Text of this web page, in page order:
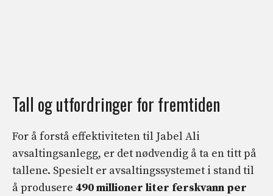
Tall og utfordringer for fremtiden
For å forstå effektiviteten til Jabel Ali
avsaltingsanlegg, er det nødvendig å ta en titt på
tallene. Spesielt er avsaltingssystemet i stand til
å produsere 490 millioner liter ferskvann per